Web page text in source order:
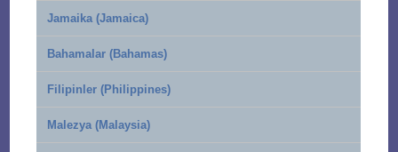
Jamaika (Jamaica)
Bahamalar (Bahamas)
Filipinler (Philippines)
Malezya (Malaysia)